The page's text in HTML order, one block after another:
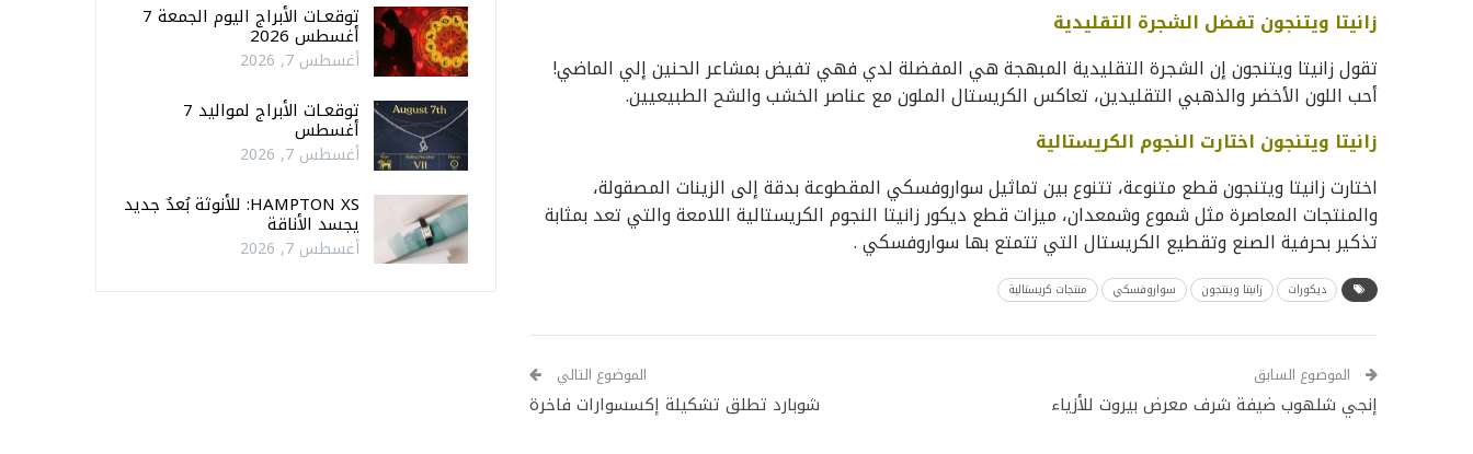
زانیتا ویتنجون تفضل الشجرة التقليدية
تقول زانیتا ویتنجون إن الشجرة التقلیدیة المبهجة هي المفضلة لدي فهي تفیض بمشاعر الحنین إلي الماضي!
أحب اللون الأخضر والذھبي التقلیدین، تعاكس الكریستال الملون مع عناصر الخشب والشح الطبیعیین.
زانیتا ویتنجون اختارت النجوم الكريستالية
اختارت زانیتا ویتنجون قطع متنوعة، تتنوع بین تماثیل سواروفسكي المقطوعة بدقة إلى الزینات المصقولة،
والمنتجات المعاصرة مثل شموع وشمعدان، میزات قطع دیكور زانیتا النجوم الكریستالیة اللامعة والتي تعد بمثابة
تذكیر بحرفیة الصنع وتقطیع الكریستال التي تتمتع بها سواروفسكي .
ديكورات زانیتا وینتجون سواروفسكي منتجات كريستالية
الموضوع السابق
إنجي شلهوب ضيفة شرف معرض بيروت للأزياء
الموضوع التالي
شوبارد تطلق تشكيلة إكسسوارات فاخرة
توقعـات الأبراج اليوم الجمعة 7
أغسطس 2026
أغسطس 7, 2026
توقعـات الأبراج لمواليد 7
أغسطس
أغسطس 7, 2026
HAMPTON XS: للأنوثة بُعدٌ جديد
يجسد الأناقة
أغسطس 7, 2026